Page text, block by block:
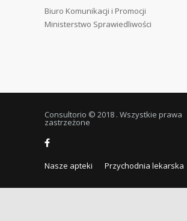
Biuro Komunikacji i Promocji
Ministerstwo Sprawiedliwości
Consultorio © 2018 . Wszystkie prawa
zastrzeżone
Nasze apteki Przychodnia lekarska